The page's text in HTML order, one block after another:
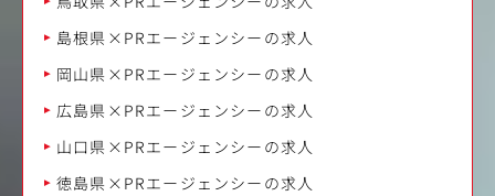
島根県×PRエージェンシーの求人
岡山県×PRエージェンシーの求人
広島県×PRエージェンシーの求人
山口県×PRエージェンシーの求人
徳島県×PRエージェンシーの求人